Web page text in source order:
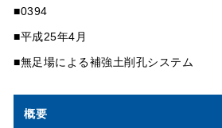
0394
平成25年4月
無足場による補強土削孔システム
概要